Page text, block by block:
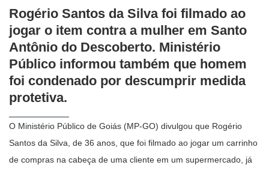
Rogério Santos da Silva foi filmado ao
jogar o item contra a mulher em Santo
Antônio do Descoberto. Ministério
Público informou também que homem
foi condenado por descumprir medida
protetiva.
O Ministério Público de Goiás (MP-GO) divulgou que Rogério
Santos da Silva, de 36 anos, que foi filmado ao jogar um carrinho
de compras na cabeça de uma cliente em um supermercado, já